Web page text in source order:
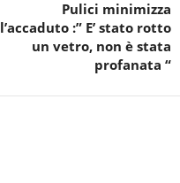
Pulici minimizza
l’accaduto :” E’ stato rotto
un vetro, non è stata
profanata “